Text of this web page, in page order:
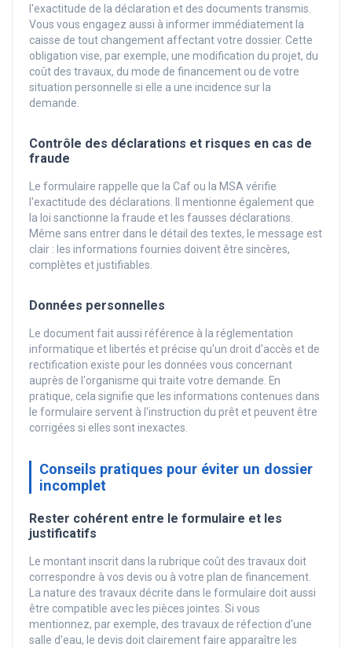
l'exactitude de la déclaration et des documents transmis.
Vous vous engagez aussi à informer immédiatement la
caisse de tout changement affectant votre dossier. Cette
obligation vise, par exemple, une modification du projet, du
coût des travaux, du mode de financement ou de votre
situation personnelle si elle a une incidence sur la
demande.
Contrôle des déclarations et risques en cas de
fraude
Le formulaire rappelle que la Caf ou la MSA vérifie
l'exactitude des déclarations. Il mentionne également que
la loi sanctionne la fraude et les fausses déclarations.
Même sans entrer dans le détail des textes, le message est
clair : les informations fournies doivent être sincères,
complètes et justifiables.
Données personnelles
Le document fait aussi référence à la réglementation
informatique et libertés et précise qu'un droit d'accès et de
rectification existe pour les données vous concernant
auprès de l'organisme qui traite votre demande. En
pratique, cela signifie que les informations contenues dans
le formulaire servent à l'instruction du prêt et peuvent être
corrigées si elles sont inexactes.
Conseils pratiques pour éviter un dossier
incomplet
Rester cohérent entre le formulaire et les
justificatifs
Le montant inscrit dans la rubrique coût des travaux doit
correspondre à vos devis ou à votre plan de financement.
La nature des travaux décrite dans le formulaire doit aussi
être compatible avec les pièces jointes. Si vous
mentionnez, par exemple, des travaux de réfection d'une
salle d'eau, le devis doit clairement faire apparaître les